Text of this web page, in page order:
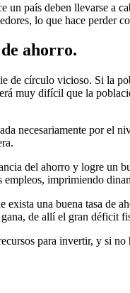
un país deben llevarse a
lo que hace perder
ahorro.
de círculo vicioso. Si la
muy difícil que la
necesariamente por el
del ahorro y logre un
empleos, imprimiendo
una buena tasa de
de allí el gran déficit
para invertir, y si